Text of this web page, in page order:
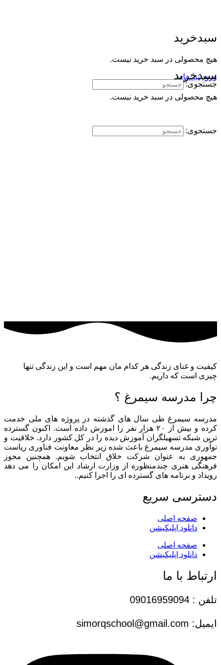
سبدخرید
هیچ محصولی در سبد خرید نیست.
ورود ثبت‌نام
سبدخرید
هیچ محصولی در سبد خرید نیست.
جستجوی:
جستجوی:
کیفیت و غنای زندگی هر کدام مان مهم است و این زندگی تنها
چیزی است که داریم.
چرا مدرسه سیمرغ ؟
مدرسه سیمرغ طی سال های گذشته در پروژه های ملی خدمت
کرده و بیش از ۲۰ هزار نفر را اموزش داده است. اکنون گسترده
ترین شبکه تسهیلگران آموزش دیده را در کل کشور دارد. خلاقیت و
نوآوری مدرسه سیمرغ باعث شده زیر نظر معاونت فناوری ریاست
جمهوری به عنوان شرکت خلاق انتخاب شویم. همچنین مجوز
فرهنگی هنری چندمنظوره از وزارت ارشاد این امکان را می دهد
رویداد و برنامه های گسترده ای را اجرا کنیم..
دسترسی سریع
صفحه اصلی
دانلود اپلیکیشن
صفحه اصلی
دانلود اپلیکیشن
ارتباط با ما
تلفن : 09016959094
ایمیل: simorqschool@gmail.com